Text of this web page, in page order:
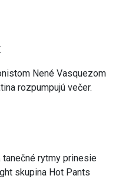
Nené Vasquezom
rozpumpujú večer.
rytmy prinesie
skupina Hot Pants